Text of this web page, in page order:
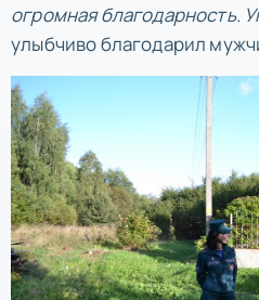
огромная благодарность.
улыбчиво благодарил